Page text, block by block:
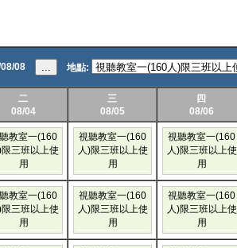
08 ... 地點:
二
08/04
三
08/05
四
08/06
教室一(160
限三班以上使
用
視聽教室一(160
人)限三班以上使
用
視聽教室一(160
人)限三班以上使
用
教室一(160
限三班以上使
用
視聽教室一(160
人)限三班以上使
用
視聽教室一(160
人)限三班以上使
用